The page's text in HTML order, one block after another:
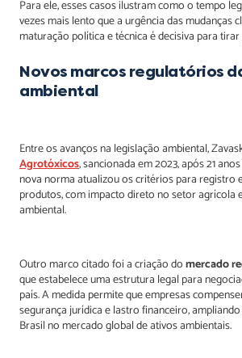
Para ele, esses casos ilustram como o tempo
vezes mais lento que a urgência das mudanças
maturação política e técnica é decisiva para
Novos marcos regulatórios
ambiental
Entre os avanços na legislação ambiental,
Agrotóxicos, sancionada em 2023, após 21
nova norma atualizou os critérios para registro
produtos, com impacto direto no setor agrícola
ambiental.
Outro marco citado foi a criação domercado
que estabelece uma estrutura legal para
país. A medida permite que empresas
segurança jurídica e lastro financeiro,
Brasil no mercado global de ativos ambientais.